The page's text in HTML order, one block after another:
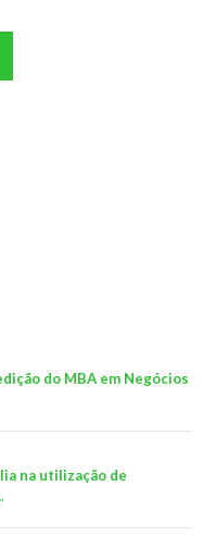
do MBA em Negócios
na utilização de